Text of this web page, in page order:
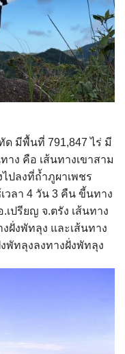
ด มีพื้นที่ 791,847 ไร่ มี
าง คือ เส้นทางเขาสาม
ปลงที่ถ้ำภูผาเพชร
วลา 4 วัน 3 คืน ขี้นทาง
ปรียญ จ.ตรัง เส้นทาง
ฝั่งพัทลุง และเส้นทาง
พัทลุงลงทางฝั่งพัทลุง